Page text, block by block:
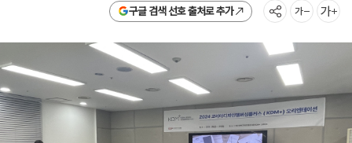
구글 검색 선호 출처로 추가